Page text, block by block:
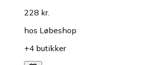
228 kr.
hos Løbeshop
+4 butikker